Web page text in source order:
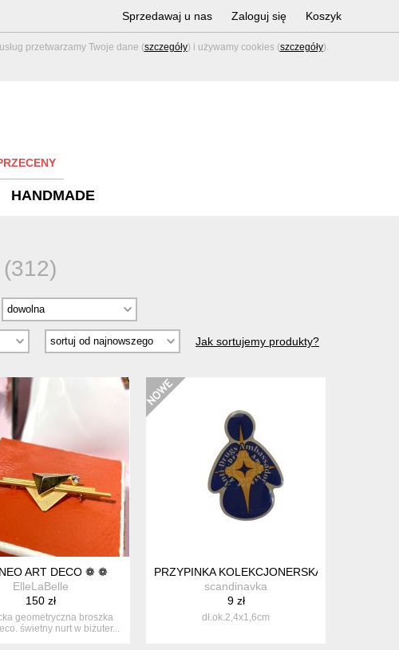
przetwarzamy Twoje dane (szczegóły) i używamy cookies (szczegóły).
Sprzedawaj u nas Zaloguj się Koszyk
HANDMADE
(312)
Jak sortujemy produkty?
ART DECO ❁ ❁
ElleLaBelle
150 zł
geometryczna broszka
świetny nurt w biżuter...
PRZYPINKA KOLEKCJONERSKA ANTI-DRUG
scandinavka
9 zł
dł.ok.2,4x1,6cm